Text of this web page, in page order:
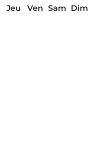
Jeu Ven Sam Dim